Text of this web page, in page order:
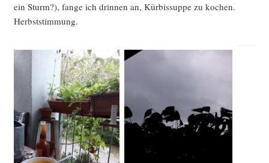
ein Sturm?), fan­ge ich drin­nen an, Kür­bis­sup­pe zu kochen.
Herbststimmung.